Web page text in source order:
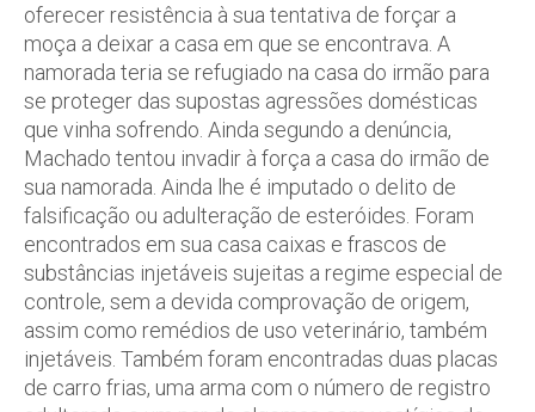
oferecer resistência à sua tentativa de forçar a
moça a deixar a casa em que se encontrava. A
namorada teria se refugiado na casa do irmão para
se proteger das supostas agressões domésticas
que vinha sofrendo. Ainda segundo a denúncia,
Machado tentou invadir à força a casa do irmão de
sua namorada. Ainda lhe é imputado o delito de
falsificação ou adulteração de esteróides. Foram
encontrados em sua casa caixas e frascos de
substâncias injetáveis sujeitas a regime especial de
controle, sem a devida comprovação de origem,
assim como remédios de uso veterinário, também
injetáveis. Também foram encontradas duas placas
de carro frias, uma arma com o número de registro